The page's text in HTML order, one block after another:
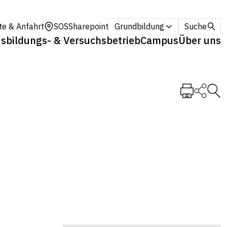
& Anfahrt SOSSharepoint Grundbildung Suche
& VersuchsbetriebCampusÜber uns